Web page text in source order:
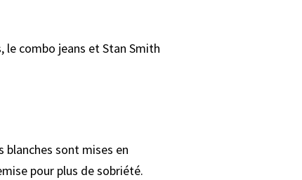
le combo jeans et Stan Smith
blanches sont mises en
pour plus de sobriété.